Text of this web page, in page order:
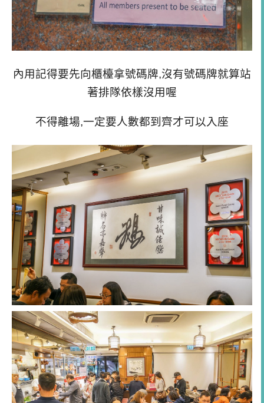
內用記得要先向櫃檯拿號碼牌,沒有號碼牌就算站
著排隊依樣沒用喔
不得離場,一定要人數都到齊才可以入座